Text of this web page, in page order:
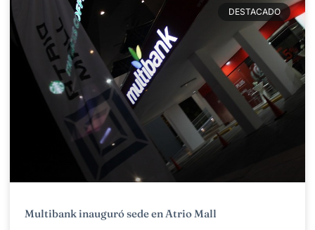
DESTACADO
Multibank inauguró sede en Atrio Mall